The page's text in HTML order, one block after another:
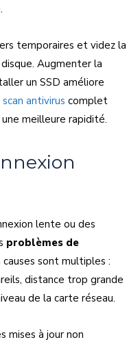
temporaires et videz la
Augmenter la
un SSD améliore
scan antivirus complet
meilleure rapidité.
lente ou des
problèmes de
causes sont multiples :
distance trop grande
de la carte réseau.
mises à jour non